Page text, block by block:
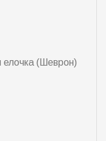
елочка (Шеврон)